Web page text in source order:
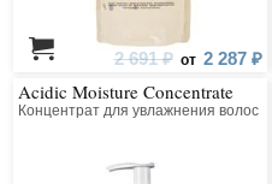
2 691 ₽ от 2 287 ₽
Acidic Moisture Concentrate
Концентрат для увлажнения волос